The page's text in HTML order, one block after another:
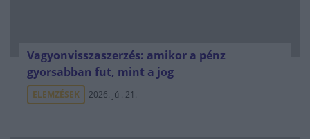
Vagyonvisszaszerzés: amikor a pénz
gyorsabban fut, mint a jog
ELEMZÉSEK 2026. júl. 21.